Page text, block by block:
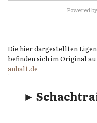
Powered by
Die hier dargestellten
befinden sich im Original
anhalt.de
►